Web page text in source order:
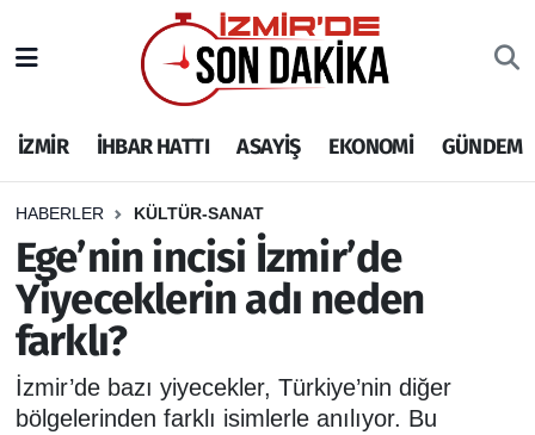
İZMİR İHBAR HATTI ASAYİŞ EKONOMİ GÜNDEM
HABERLER KÜLTÜR-SANAT
Ege’nin incisi İzmir’de
Yiyeceklerin adı neden
farklı?
İzmir’de bazı yiyecekler, Türkiye’nin diğer
bölgelerinden farklı isimlerle anılıyor. Bu
İHBAR HATTI
DEPREM
GENEL
EKONOMİ
SİYASET
İzmir Nöbetçi Eczaneler
İzmir Hava Durumu
İzmir Namaz Vakitleri
İzmir Trafik Yoğunluk Haritası
Puan Durumu ve Fikstür
Tüm Manşetler